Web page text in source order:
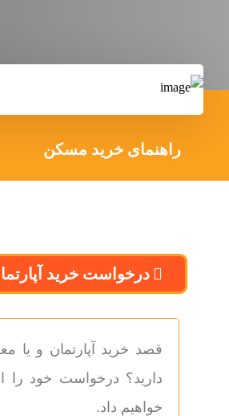
راهنمای خرید مسکن
درخواست خرید
قصد خرید آپارتمان و یا
خواهیم داد.